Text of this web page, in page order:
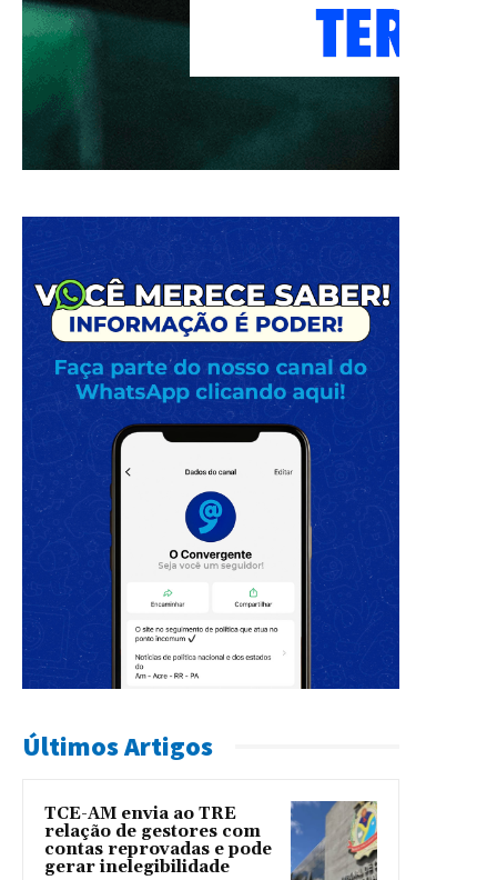
Últimos Artigos
TCE-AM envia ao TRE
relação de gestores com
contas reprovadas e pode
gerar inelegibilidade